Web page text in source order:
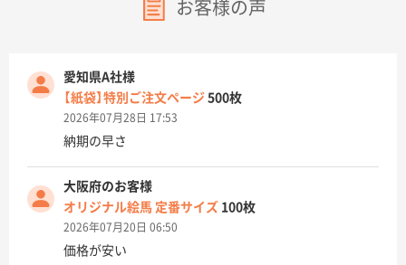
お客様の声
愛知県A社様
【紙袋】特別ご注文ページ 500枚
2026年07月28日 17:53
納期の早さ
大阪府のお客様
オリジナル絵馬 定番サイズ 100枚
2026年07月20日 06:50
価格が安い